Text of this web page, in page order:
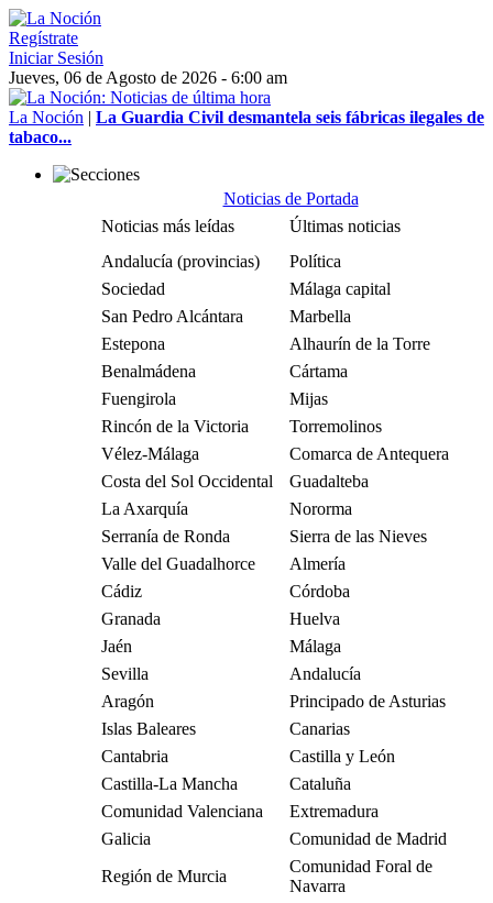
Regístrate
Iniciar Sesión
Jueves, 06 de Agosto de 2026 - 6:00 am
La Noción | La Guardia Civil desmantela seis fábricas ilegales de
tabaco...
Noticias de Portada
Noticias más leídas
Últimas noticias
Andalucía (provincias)
Política
Sociedad
Málaga capital
San Pedro Alcántara
Marbella
Estepona
Alhaurín de la Torre
Benalmádena
Cártama
Fuengirola
Mijas
Rincón de la Victoria
Torremolinos
Vélez-Málaga
Comarca de Antequera
Costa del Sol Occidental
Guadalteba
La Axarquía
Nororma
Serranía de Ronda
Sierra de las Nieves
Valle del Guadalhorce
Almería
Cádiz
Córdoba
Granada
Huelva
Jaén
Málaga
Sevilla
Andalucía
Aragón
Principado de Asturias
Islas Baleares
Canarias
Cantabria
Castilla y León
Castilla-La Mancha
Cataluña
Comunidad Valenciana
Extremadura
Galicia
Comunidad de Madrid
Región de Murcia
Comunidad Foral de
Navarra